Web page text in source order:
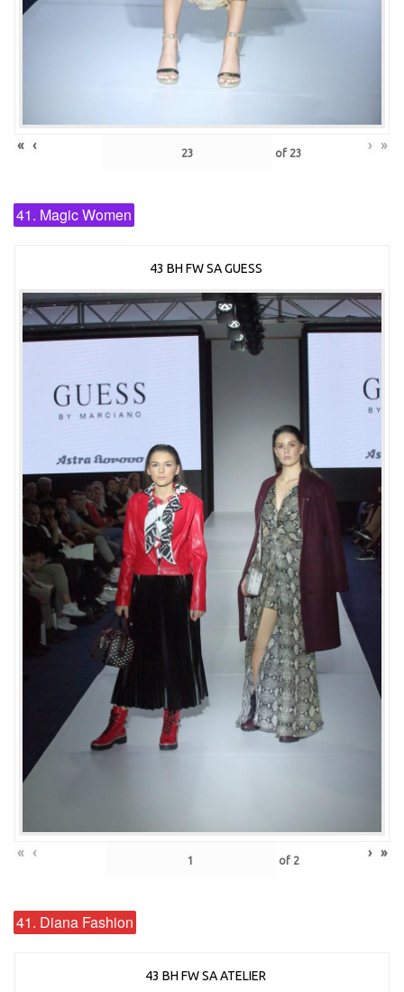
« ‹ of 23 › »
41. Magic Women
43 BH FW SA GUESS
« ‹ of 2 › »
41. Diana Fashion
43 BH FW SA ATELIER